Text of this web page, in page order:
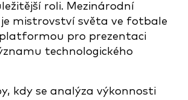
roli. Mezinárodní
mistrovství světa ve fotbale
pro prezentaci
technologického
kdy se analýza výkonnosti